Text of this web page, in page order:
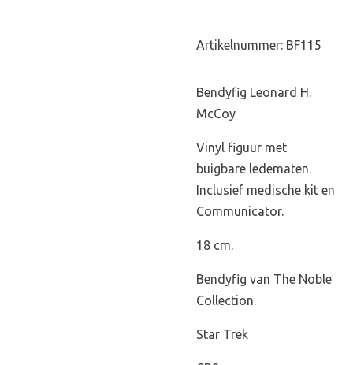
Artikelnummer: BF115
Bendyfig Leonard H.
McCoy
Vinyl figuur met
buigbare ledematen.
Inclusief medische kit en
Communicator.
18 cm.
Bendyfig van The Noble
Collection.
Star Trek